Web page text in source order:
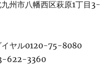
州市八幡西区萩原1丁目
イヤル0120-75-8080
622-3360